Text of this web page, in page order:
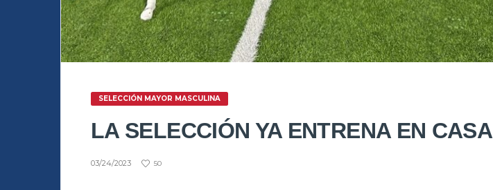
SELECCIÓN MAYOR MASCULINA
LA SELECCIÓN YA ENTRENA EN CASA
03/24/2023 50